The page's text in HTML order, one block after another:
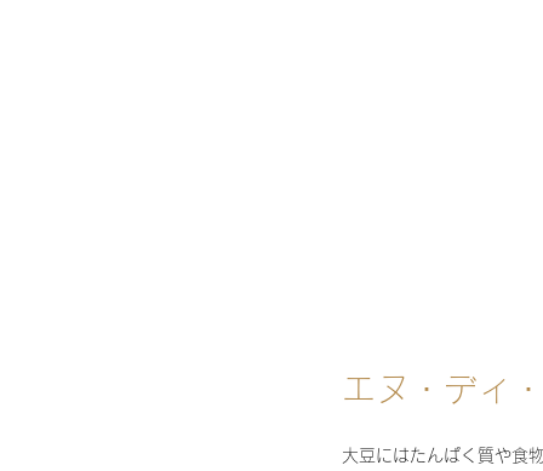
エヌ・ディ
大豆にはたんぱく質や食